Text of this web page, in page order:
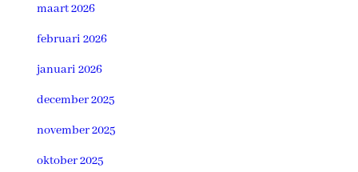
maart 2026
februari 2026
januari 2026
december 2025
november 2025
oktober 2025